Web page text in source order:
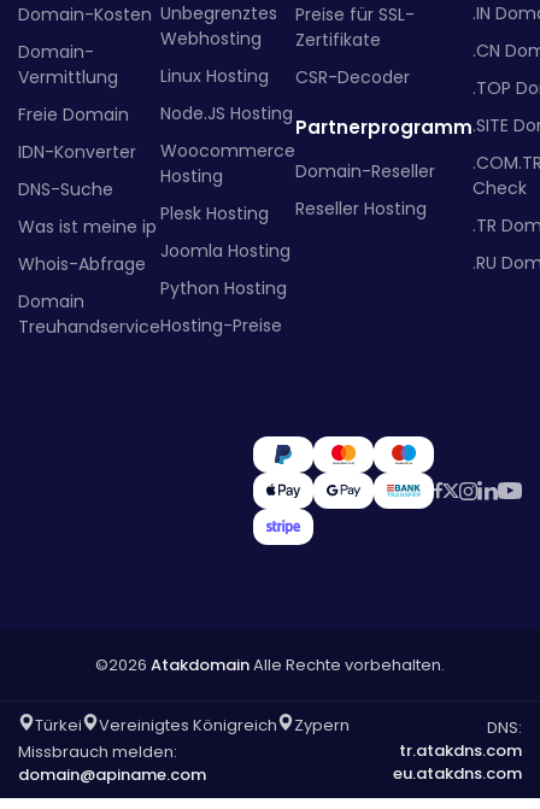
Domain-Kosten
Domain-
Vermittlung
Freie Domain
IDN-Konverter
DNS-Suche
Was ist meine ip
Whois-Abfrage
Domain
Treuhandservice
Unbegrenztes
Webhosting
Linux Hosting
Node.JS Hosting
Woocommerce
Hosting
Plesk Hosting
Joomla Hosting
Python Hosting
Hosting-Preise
Preise für SSL-
Zertifikate
CSR-Decoder
Partnerprogramm
Domain-Reseller
Reseller Hosting
.IN
.CN
.TOP
.SITE
Check
.TR
.RU
©2026 AtakdomainAlle Rechte vorbehalten.
Türkei Vereinigtes Königreich
Zypern
Missbrauch melden:
domain@apiname.com
DNS:
tr.atakdns.com
eu.atakdns.com